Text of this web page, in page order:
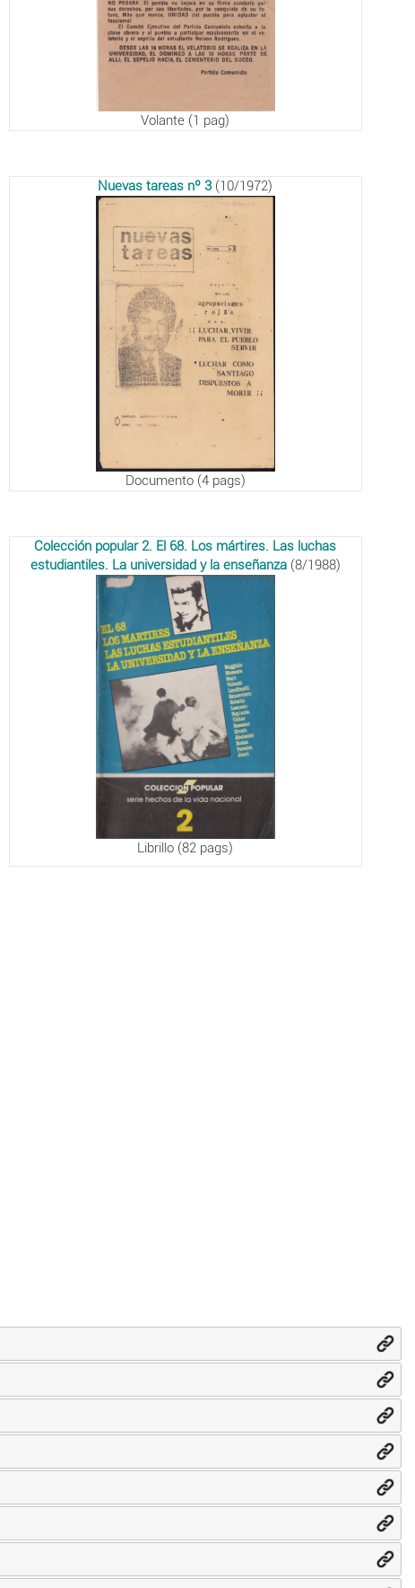
Volante (1 pag)
Nuevas tareas nº 3 (10/1972)
Documento (4 pags)
Colección popular 2. El 68. Los mártires. Las luchas
estudiantiles. La universidad y la enseñanza(8/1988)
Librillo (82 pags)